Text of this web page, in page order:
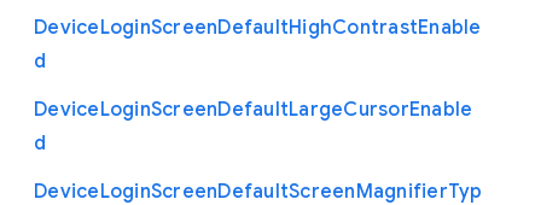
DeviceLoginScreenDefaultHighContrastEnable
d
DeviceLoginScreenDefaultLargeCursorEnable
d
DeviceLoginScreenDefaultScreenMagnifierTyp